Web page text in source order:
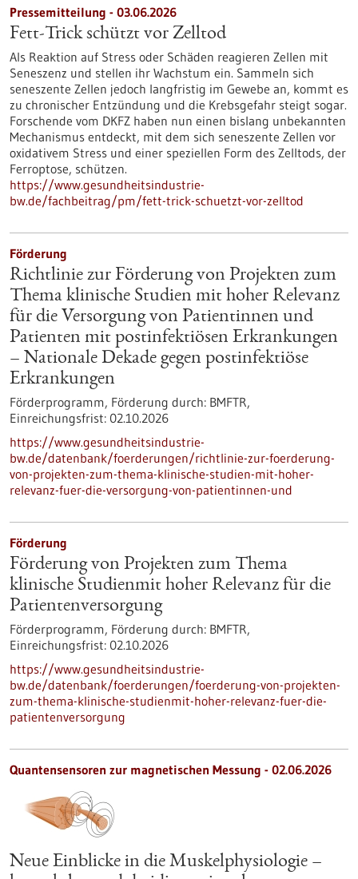
Pressemitteilung - 03.06.2026
Fett-Trick schützt vor Zelltod
Als Reaktion auf Stress oder Schäden reagieren Zellen mit
Seneszenz und stellen ihr Wachstum ein. Sammeln sich
seneszente Zellen jedoch langfristig im Gewebe an, kommt es
zu chronischer Entzündung und die Krebsgefahr steigt sogar.
Forschende vom DKFZ haben nun einen bislang unbekannten
Mechanismus entdeckt, mit dem sich seneszente Zellen vor
oxidativem Stress und einer speziellen Form des Zelltods, der
Ferroptose, schützen.
https://www.gesundheitsindustrie-
bw.de/fachbeitrag/pm/fett-trick-schuetzt-vor-zelltod
Förderung
Richtlinie zur Förderung von Projekten zum
Thema klinische Studien mit hoher Relevanz
für die Versorgung von Patientinnen und
Patienten mit postinfektiösen Erkrankungen
– Nationale Dekade gegen postinfektiöse
Erkrankungen
Förderprogramm, Förderung durch: BMFTR,
Einreichungsfrist: 02.10.2026
https://www.gesundheitsindustrie-
bw.de/datenbank/foerderungen/richtlinie-zur-foerderung-
von-projekten-zum-thema-klinische-studien-mit-hoher-
relevanz-fuer-die-versorgung-von-patientinnen-und
Förderung
Förderung von Projekten zum Thema
klinische Studienmit hoher Relevanz für die
Patientenversorgung
Förderprogramm, Förderung durch: BMFTR,
Einreichungsfrist: 02.10.2026
https://www.gesundheitsindustrie-
bw.de/datenbank/foerderungen/foerderung-von-projekten-
zum-thema-klinische-studienmit-hoher-relevanz-fuer-die-
patientenversorgung
Quantensensoren zur magnetischen Messung - 02.06.2026
Neue Einblicke in die Muskelphysiologie –